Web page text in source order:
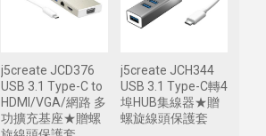
j5create JCD376
USB 3.1 Type-C to
HDMI/VGA/網路 多
功擴充基座★贈螺
j5create JCH344
USB 3.1 Type-C轉4
埠HUB集線器★贈
螺旋線頭保護套